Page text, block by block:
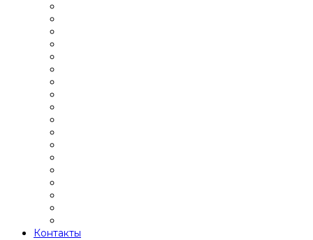
Контакты